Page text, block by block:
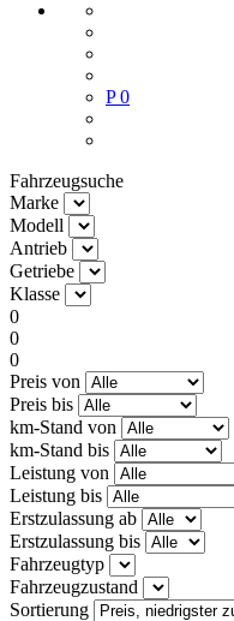
P 0
Fahrzeugsuche
Marke
Modell
Antrieb
Getriebe
Klasse
0
0
0
Preis von
Preis bis
km-Stand von
km-Stand bis
Leistung von
Leistung bis
Erstzulassung ab
Erstzulassung bis
Fahrzeugtyp
Fahrzeugzustand
Sortierung